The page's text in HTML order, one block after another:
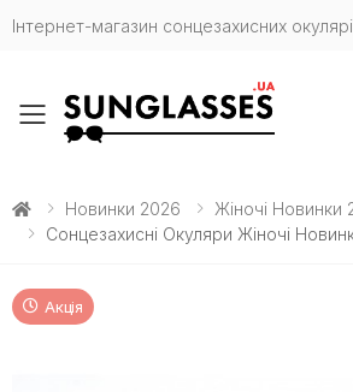
Інтернет-магазин сонцезахисних
Toggle mobile menu
Новинки 2026
Жіночі Новинки
Сонцезахисні Окуляри Жіночі
Акція